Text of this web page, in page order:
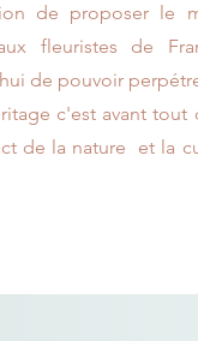
de proposer le
fleuristes de
de pouvoir
c'est avant tout
de la nature et la